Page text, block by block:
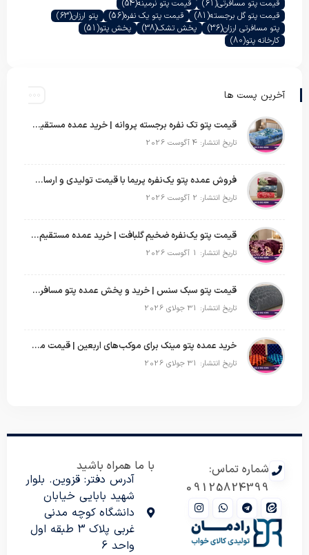
قیمت پتو مسافرتی(61) قیمت پتو نرمینه(54)
قیمت پتو گل برجسته(81) قیمت پتو یک نفره(56) پتو ارزان(63)
پتو مسافرتی ارزان(36) پخش تشک(38) پخش پتو(51)
کارخانه پتو(80)
آخرین پست ها
قیمت پتو تک نفره برجسته پروانه | خرید عمده مستقیم با بهترین قیمت بازار
تاریخ انتشار: 4 آگوست 2026
فروش عمده پتو یک‌نفره پریما با قیمت تولیدی و ارسال به سراسر کشور
تاریخ انتشار: 2 آگوست 2026
قیمت پتو یک‌نفره ضخیم گلبافت | خرید عمده مستقیم با بهترین قیمت
تاریخ انتشار: 1 آگوست 2026
قیمت پتو سبک سنس | خرید و پخش عمده پتو مسافرتی Sense
تاریخ انتشار: 31 جولای 2026
خرید عمده پتو مینک برای موکب‌های اربعین | قیمت مناسب و ارسال سریع
تاریخ انتشار: 31 جولای 2026
شماره تماس:
09125824399
با ما همراه باشید
آدرس دفتر: قزوین. بلوار
شهید بابایی خیابان
دانشگاه کوچه مدنی
غربی پلاک 3 طبقه اول
واحد 6